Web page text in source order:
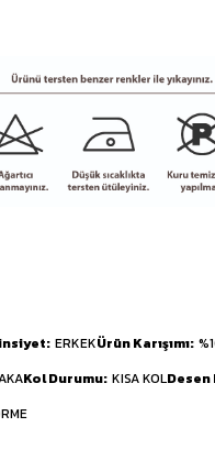
ERKEKÜrün Karışımı
Kol Durumu KISA KOL